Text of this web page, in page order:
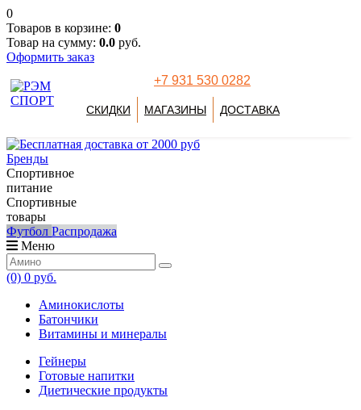
0
Товаров в корзине: 0
Товар на сумму: 0.0 руб.
Оформить заказ
+7 931 530 0282
СКИДКИ МАГАЗИНЫ ДОСТАВКА
Бренды
Спортивное
питание
Спортивные
товары
Футбол Распродажа
Меню
(0) 0 руб.
Аминокислоты
Батончики
Витамины и минералы
Гейнеры
Готовые напитки
Диетические продукты